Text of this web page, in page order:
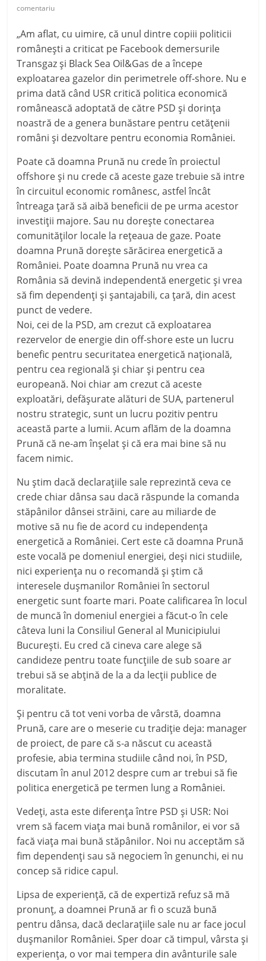
comentariu
„Am aflat, cu uimire, că unul dintre copiii politicii
românești a criticat pe Facebook demersurile
Transgaz și Black Sea Oil&Gas de a începe
exploatarea gazelor din perimetrele off-shore. Nu e
prima dată când USR critică politica economică
românească adoptată de către PSD și dorința
noastră de a genera bunăstare pentru cetățenii
români și dezvoltare pentru economia României.
Poate că doamna Prună nu crede în proiectul
offshore și nu crede că aceste gaze trebuie să intre
în circuitul economic românesc, astfel încât
întreaga țară să aibă beneficii de pe urma acestor
investiții majore. Sau nu dorește conectarea
comunităților locale la rețeaua de gaze. Poate
doamna Prună dorește sărăcirea energetică a
României. Poate doamna Prună nu vrea ca
România să devină independentă energetic și vrea
să fim dependenți și șantajabili, ca țară, din acest
punct de vedere.
Noi, cei de la PSD, am crezut că exploatarea
rezervelor de energie din off-shore este un lucru
benefic pentru securitatea energetică națională,
pentru cea regională și chiar și pentru cea
europeană. Noi chiar am crezut că aceste
exploatări, defășurate alături de SUA, partenerul
nostru strategic, sunt un lucru pozitiv pentru
această parte a lumii. Acum aflăm de la doamna
Prună că ne-am înșelat și că era mai bine să nu
facem nimic.
Nu știm dacă declarațiile sale reprezintă ceva ce
crede chiar dânsa sau dacă răspunde la comanda
stăpânilor dânsei străini, care au miliarde de
motive să nu fie de acord cu independența
energetică a României. Cert este că doamna Prună
este vocală pe domeniul energiei, deși nici studiile,
nici experiența nu o recomandă și știm că
interesele dușmanilor României în sectorul
energetic sunt foarte mari. Poate calificarea în locul
de muncă în domeniul energiei a făcut-o în cele
câteva luni la Consiliul General al Municipiului
București. Eu cred că cineva care alege să
candideze pentru toate funcțiile de sub soare ar
trebui să se abțină de la a da lecții publice de
moralitate.
Și pentru că tot veni vorba de vârstă, doamna
Prună, care are o meserie cu tradiție deja: manager
de proiect, de pare că s-a născut cu această
profesie, abia termina studiile când noi, în PSD,
discutam în anul 2012 despre cum ar trebui să fie
politica energetică pe termen lung a României.
Vedeți, asta este diferența între PSD și USR: Noi
vrem să facem viața mai bună românilor, ei vor să
facă viața mai bună stăpânilor. Noi nu acceptăm să
fim dependenți sau să negociem în genunchi, ei nu
concep să ridice capul.
Lipsa de experiență, că de expertiză refuz să mă
pronunț, a doamnei Prună ar fi o scuză bună
pentru dânsa, dacă declarațiile sale nu ar face jocul
dușmanilor României. Sper doar că timpul, vârsta și
experiența, o vor mai tempera din avânturile sale